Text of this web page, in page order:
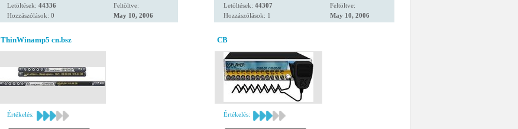
Letöltések: 44336
Hozzászólások: 0
Feltöltve:
May 10, 2006
Letöltések: 44307
Hozzászólások: 1
Feltöltve:
May 10, 2006
ThinWinamp5 cn.bsz
Értékelés:
CB
Értékelés: